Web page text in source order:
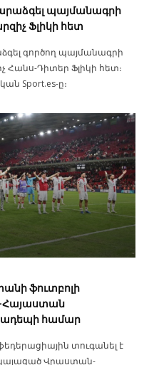
պայմանագրի
Ֆլիկի հետ
գործող պայմանագրի
Հանս-Դիտեր Ֆլիկի հետ։
Sport.es-ը։
ֆուտբոլի
Հայաստան
համար
տուգանել է
կայացած Վրաստան-